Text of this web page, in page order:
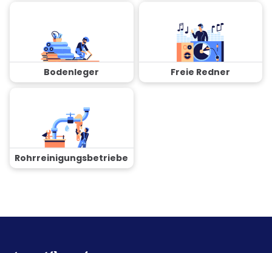
Bodenleger Freie Redner
Rohrreinigungsbetriebe